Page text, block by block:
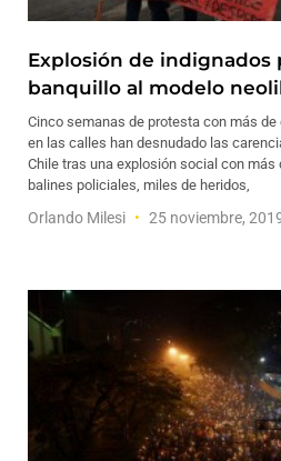
Explosión de indignados
banquillo al modelo
Cinco semanas de protesta con más
en las calles han desnudado las
Chile tras una explosión social con
balines policiales, miles de heridos,
Orlando Milesi 25 noviembre,